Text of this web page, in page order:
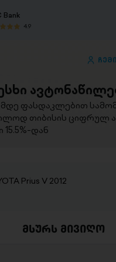
Bank
4.9
მდე ფასდაკლებით
თიბისის ციფრულ
დან
Prius V 2012
მსურს მივიღო